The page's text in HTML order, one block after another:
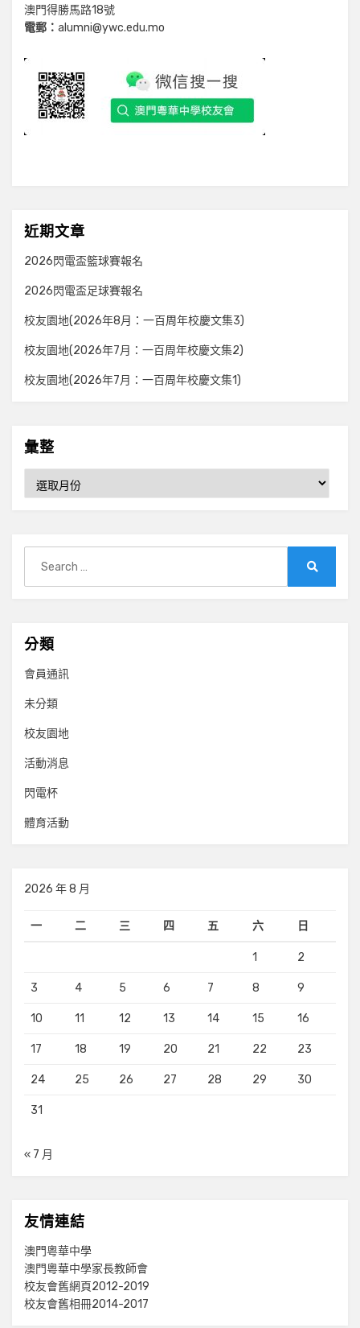
澳門得勝馬路18號
電郵： alumni@ywc.edu.mo
近期文章
2026閃電盃籃球賽報名
2026閃電盃足球賽報名
校友園地(2026年8月：一百周年校慶文集3)
校友園地(2026年7月：一百周年校慶文集2)
校友園地(2026年7月：一百周年校慶文集1)
彙整
for:
分類
會員通訊
未分類
校友園地
活動消息
閃電杯
體育活動
2026 年 8 月
一 二 三 四 五 六 日
1 2
3 4 5 6 7 8 9
10 11 12 13 14 15 16
17 18 19 20 21 22 23
24 25 26 27 28 29 30
31
« 7 月
友情連結
澳門粵華中學
澳門粵華中學家長教師會
校友會舊網頁2012-2019
校友會舊相冊2014-2017